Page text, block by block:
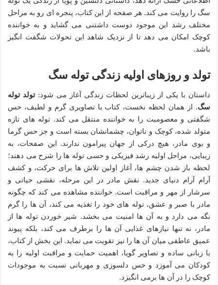
سگ را روایت می کند. هر صفحه از این کتاب، پنجره ای رو به مراحل
مختلف رشد این موجود دوست داشتنی می گشاید و به خواننده
کوچک امکان می دهد تا از نزدیک شاهد این تحولات شگفت انگیز
باشد.
تولد و روزهای اولیه زندگی توله سگ
داستان با یکی از زیباترین لحظات زندگی آغاز می شود:تولد توله
سگ. از همان لحظه نخست، کتاب با تصاویری گرم و لطیف، حس
شگفتی و معصومیت را به خواننده منتقل می کند. توله های تازه
متولد شده، کوچک و ناتوان، چشمانشان بسته است و جز حس گرما
و بوی مادر، هیچ درکی از جهان پیرامون ندارند. این صفحات، به
زیبایی، مراحل اولیه رشد فیزیکی و حسی توله ها را شرح می دهند؛
لحظه باز شدن چشم ها، آغاز اولین تلاش ها برای حرکت، و کشف
آرام آرام دنیای جدید. نقش مادر در این مرحله، نقشی حیاتی و
سرشار از مهر و مراقبت است. خواننده مشاهده می کند که چگونه
مادر با صبر و عشق، توله های خود را تغذیه می کند، آن ها را گرم
نگه می دارد و به آن ها امنیت می بخشد. شیر خوردن توله ها از
مادر، نه تنها نیازهای غذایی آن ها را برطرف می کند، بلکه پیوند
عمیق عاطفی میان آن ها را نیز تقویت می نماید. این بخش از کتاب،
با زبانی ساده و تصاویر گویا، اهمیت حمایت و مراقبت اولیه را به
کودکان می آموزد و حس دلسوزی و مهربانی نسبت به موجودات
کوچک را در آن ها برمی انگیزد.